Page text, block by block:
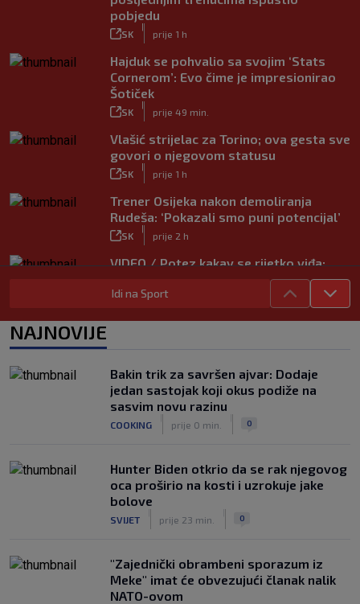
pobjedu
SK prije 1 h
Hajduk se pohvalio sa svojim ‘Stats
Cornerom’: Evo čime je impresionirao
Šotiček
SK prije 49 min.
Vlašić strijelac za Torino; ova gesta sve
govori o njegovom statusu
SK prije 1 h
Trener Osijeka nakon demoliranja
Rudeša: ‘Pokazali smo puni potencijal’
SK prije 2 h
VIDEO / Potez kakav se rijetko viđa:
Kada pomoć nije stigla, na rukama je
iznio suigrača u bolovima
SK prije 3 h
Dinamo u finalu Ramljaka! Sutra protiv
Ajaxa na glavnom terenu Maksimira
|
prije 3 h
Idi na Sport
NAJNOVIJE
Bakin trik za savršen ajvar: Dodaje
jedan sastojak koji okus podiže na
sasvim novu razinu
COOKING prije 0 min. 0
Hunter Biden otkrio da se rak njegovog
oca proširio na kosti i uzrokuje jake
bolove
SVIJET prije 23 min. 0
"Zajednički obrambeni sporazum iz
Meke" imat će obvezujući članak nalik
NATO-ovom